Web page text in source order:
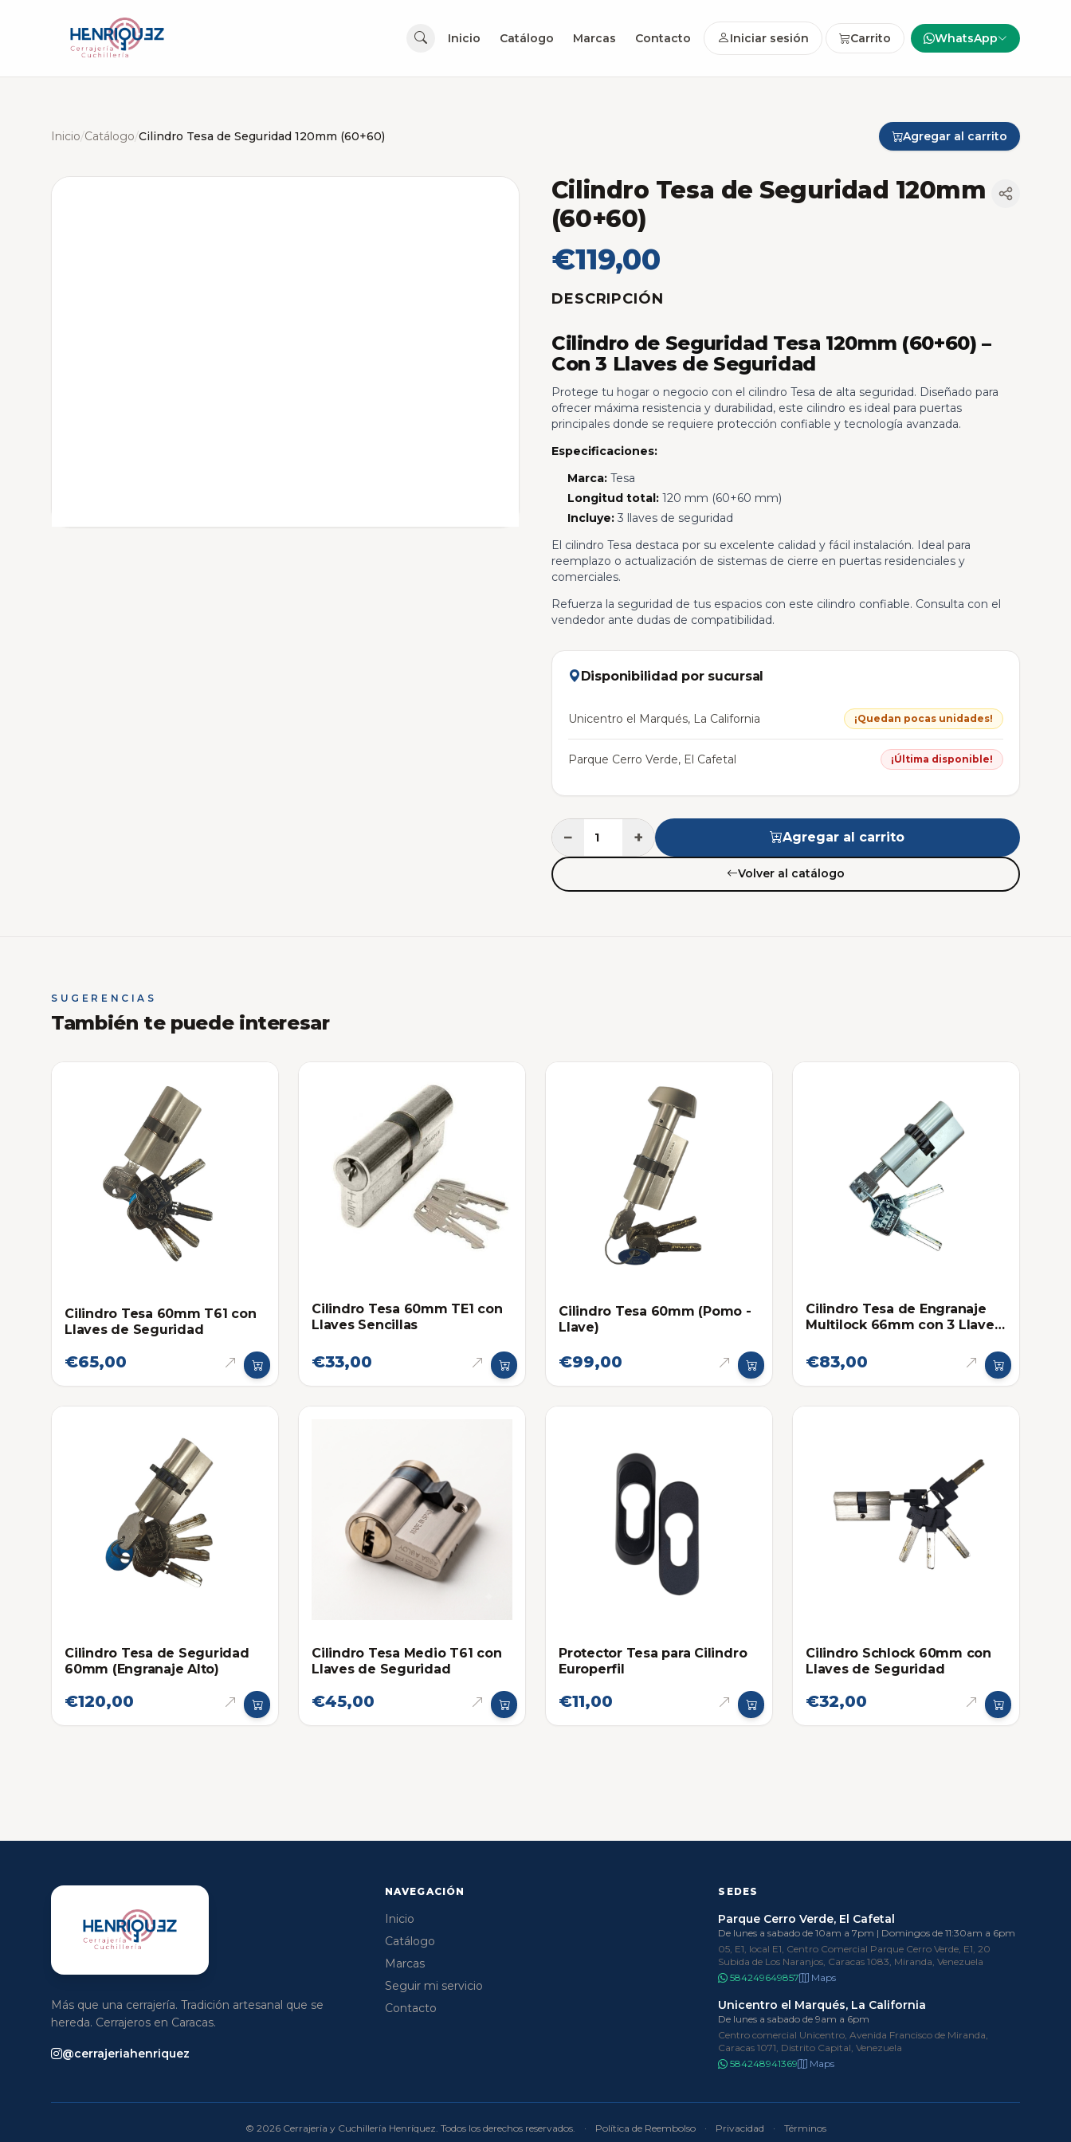
Inicio Catálogo Marcas Contacto Iniciar sesión Carrito WhatsApp
Inicio/Catálogo/Cilindro Tesa de Seguridad 120mm (60+60) Agregar al carrito
Cilindro Tesa de Seguridad 120mm
(60+60)
€119,00
DESCRIPCIÓN
Cilindro de Seguridad Tesa 120mm (60+60) –
Con 3 Llaves de Seguridad
Protege tu hogar o negocio con el cilindro Tesa de alta seguridad. Diseñado para
ofrecer máxima resistencia y durabilidad, este cilindro es ideal para puertas
principales donde se requiere protección confiable y tecnología avanzada.
Especificaciones:
Marca:Tesa
Longitud total:120 mm (60+60 mm)
Incluye:3 llaves de seguridad
El cilindro Tesa destaca por su excelente calidad y fácil instalación. Ideal para
reemplazo o actualización de sistemas de cierre en puertas residenciales y
comerciales.
Refuerza la seguridad de tus espacios con este cilindro confiable. Consulta con el
vendedor ante dudas de compatibilidad.
Disponibilidad por sucursal
Unicentro el Marqués, La California ¡Quedan pocas unidades!
Parque Cerro Verde, El Cafetal ¡Última disponible!
− + Agregar al carrito
Volver al catálogo
SUGERENCIAS
También te puede interesar
Cilindro Tesa 60mm T61 con
Llaves de Seguridad
€65,00
Cilindro Tesa 60mm TE1 con
Llaves Sencillas
€33,00
Cilindro Tesa 60mm (Pomo -
Llave)
€99,00
Cilindro Tesa de Engranaje
Multilock 66mm con 3 Llaves
€83,00
Cilindro Tesa de Seguridad
60mm (Engranaje Alto)
€120,00
Cilindro Tesa Medio T61 con
Llaves de Seguridad
€45,00
Protector Tesa para Cilindro
Europerfil
€11,00
Cilindro Schlock 60mm con
Llaves de Seguridad
€32,00
Más que una cerrajería. Tradición artesanal que se
hereda. Cerrajeros en Caracas.
@cerrajeriahenriquez
NAVEGACIÓN
Inicio
Catálogo
Marcas
Seguir mi servicio
Contacto
SEDES
Parque Cerro Verde, El Cafetal
De lunes a sabado de 10am a 7pm | Domingos de 11:30am a 6pm
05, E1, local E1, Centro Comercial Parque Cerro Verde, E1, 20
Subida de Los Naranjos, Caracas 1083, Miranda, Venezuela
584249649857
Maps
Unicentro el Marqués, La California
De lunes a sabado de 9am a 6pm
Centro comercial Unicentro, Avenida Francisco de Miranda,
Caracas 1071, Distrito Capital, Venezuela
584248941369
Maps
© 2026 Cerrajería y Cuchillería Henríquez. Todos los derechos reservados. · Política de Reembolso · Privacidad · Términos